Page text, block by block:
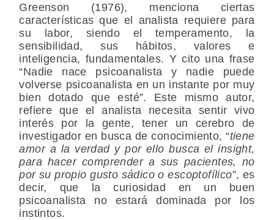
Greenson (1976), menciona ciertas
características que el analista requiere para
su labor, siendo el temperamento, la
sensibilidad, sus hábitos, valores e
inteligencia, fundamentales. Y cito una frase
“Nadie nace psicoanalista y nadie puede
volverse psicoanalista en un instante por muy
bien dotado que esté”. Este mismo autor,
refiere que el analista necesita sentir vivo
interés por la gente, tener un cerebro de
investigador en busca de conocimiento, “tiene
amor a la verdad y por ello busca el insight,
para hacer comprender a sus pacientes, no
por su propio gusto sádico o escoptofílico”, es
decir, que la curiosidad en un buen
psicoanalista no estará dominada por los
instintos.